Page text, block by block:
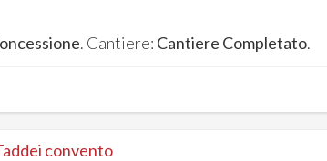
. Cantiere: Cantiere Completato.
convento